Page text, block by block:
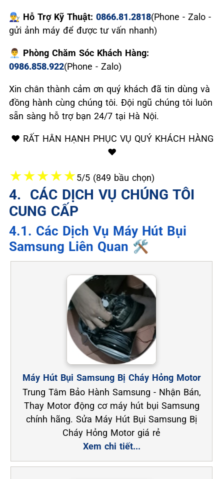
👨‍🔧 Hỗ Trợ Kỹ Thuật: 0866.81.2818(Phone - Zalo -
gửi ảnh máy để được tư vấn nhanh)
👨‍💼 Phòng Chăm Sóc Khách Hàng:
0986.858.922(Phone - Zalo)
Xin chân thành cảm ơn quý khách đã tin dùng và
đồng hành cùng chúng tôi. Đội ngũ chúng tôi luôn
sẵn sàng hỗ trợ bạn 24/7 tại Hà Nội.
❤️ RẤT HÂN HẠNH PHỤC VỤ QUÝ KHÁCH HÀNG
❤️
★★★★★5/5 (849 bầu chọn)
4. ️ CÁC DỊCH VỤ CHÚNG TÔI
CUNG CẤP
4.1. Các Dịch Vụ Máy Hút Bụi
Samsung Liên Quan 🛠️
Máy Hút Bụi Samsung Bị Cháy Hỏng Motor
Trung Tâm Bảo Hành Samsung - Nhận Bán,
Thay Motor động cơ máy hút bụi Samsung
chính hãng. Sửa Máy Hút Bụi Samsung Bị
Cháy Hỏng Motor giá rẻ
Xem chi tiết...